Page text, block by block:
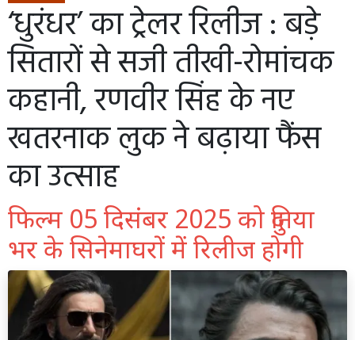
‘धुरंधर’ का ट्रेलर रिलीज : बड़े
सितारों से सजी तीखी-रोमांचक
कहानी, रणवीर सिंह के नए
खतरनाक लुक ने बढ़ाया फैंस
का उत्साह
फिल्म 05 दिसंबर 2025 को दुनिया
भर के सिनेमाघरों में रिलीज होगी